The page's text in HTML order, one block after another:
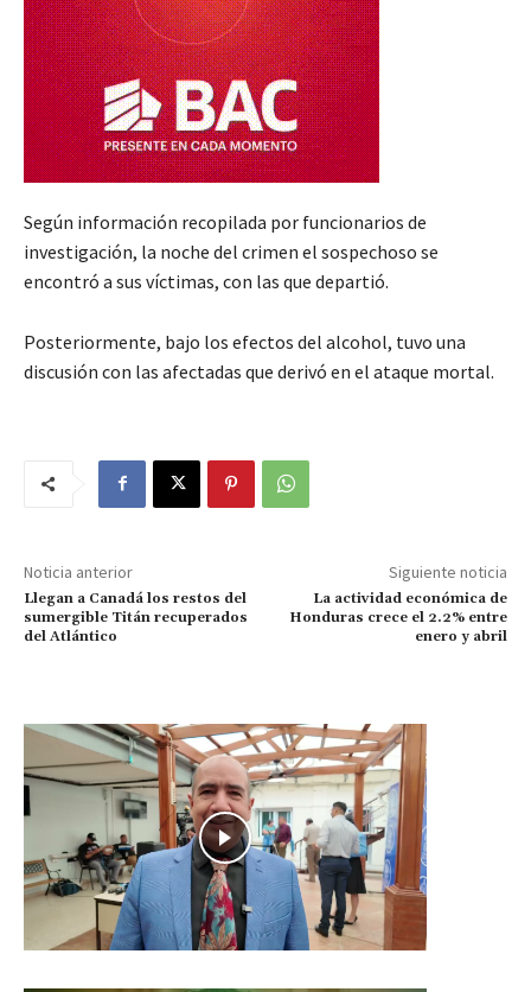
Según información recopilada por funcionarios de
investigación, la noche del crimen el sospechoso se
encontró a sus víctimas, con las que departió.
Posteriormente, bajo los efectos del alcohol, tuvo una
discusión con las afectadas que derivó en el ataque mortal.
Noticia anterior
Llegan a Canadá los restos del
sumergible Titán recuperados
del Atlántico
Siguiente noticia
La actividad económica de
Honduras crece el 2.2% entre
enero y abril